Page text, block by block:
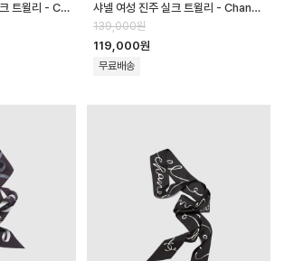
샤넬 여성 네온 로고 실크 트윌리 - Chanel Womens Neon Logo Silk …
샤넬 여성 진주 실크 트윌리 - Chanel Womens Pearl Silk Twilly …
139,000원
119,000원
무료배송